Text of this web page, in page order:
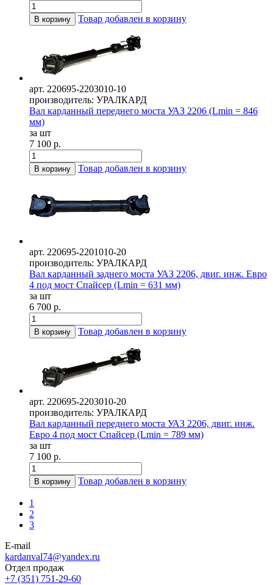
В корзину Товар добавлен в корзину
арт. 220695-2203010-10
производитель: УРАЛКАРД
Вал карданный переднего моста УАЗ 2206 (Lmin = 846
мм)
за шт
7 100 р.
В корзину Товар добавлен в корзину
арт. 220695-2201010-20
производитель: УРАЛКАРД
Вал карданный заднего моста УАЗ 2206, двиг. инж. Евро
4 под мост Спайсер (Lmin = 631 мм)
за шт
6 700 р.
В корзину Товар добавлен в корзину
арт. 220695-2203010-20
производитель: УРАЛКАРД
Вал карданный переднего моста УАЗ 2206, двиг. инж.
Евро 4 под мост Спайсер (Lmin = 789 мм)
за шт
7 100 р.
В корзину Товар добавлен в корзину
1
2
3
E-mail
kardanval74@yandex.ru
Отдел продаж
+7 (351) 751-29-60